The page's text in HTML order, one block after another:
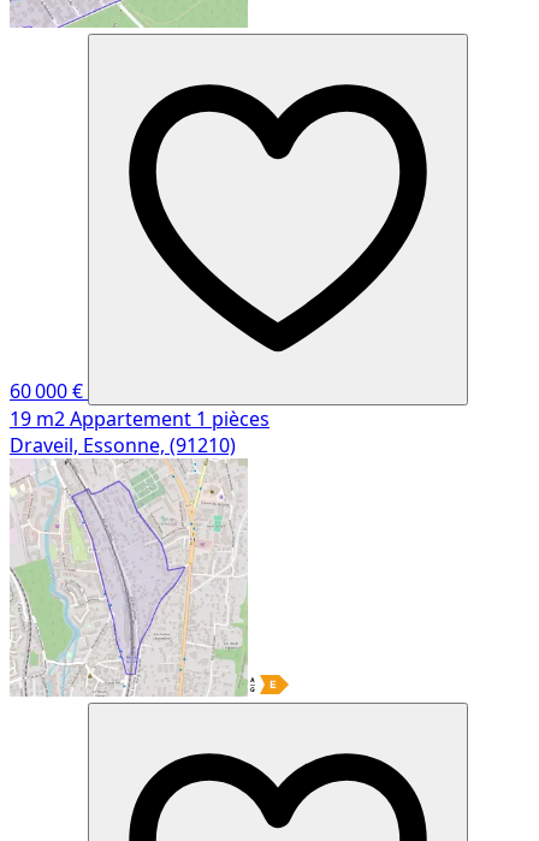
60 000 €
19 m2Appartement 1 pièces
Draveil, Essonne, (91210)